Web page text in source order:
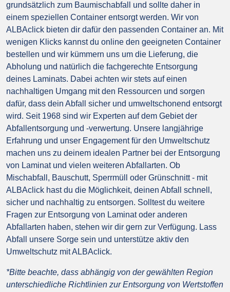
grundsätzlich zum Baumischabfall und sollte daher in
einem speziellen Container entsorgt werden. Wir von
ALBAclick bieten dir dafür den passenden Container an. Mit
wenigen Klicks kannst du online den geeigneten Container
bestellen und wir kümmern uns um die Lieferung, die
Abholung und natürlich die fachgerechte Entsorgung
deines Laminats. Dabei achten wir stets auf einen
nachhaltigen Umgang mit den Ressourcen und sorgen
dafür, dass dein Abfall sicher und umweltschonend entsorgt
wird. Seit 1968 sind wir Experten auf dem Gebiet der
Abfallentsorgung und -verwertung. Unsere langjährige
Erfahrung und unser Engagement für den Umweltschutz
machen uns zu deinem idealen Partner bei der Entsorgung
von Laminat und vielen weiteren Abfallarten. Ob
Mischabfall, Bauschutt, Sperrmüll oder Grünschnitt - mit
ALBAclick hast du die Möglichkeit, deinen Abfall schnell,
sicher und nachhaltig zu entsorgen. Solltest du weitere
Fragen zur Entsorgung von Laminat oder anderen
Abfallarten haben, stehen wir dir gern zur Verfügung. Lass
Abfall unsere Sorge sein und unterstütze aktiv den
Umweltschutz mit ALBAclick.
*Bitte beachte, dass abhängig von der gewählten Region
unterschiedliche Richtlinien zur Entsorgung von Wertstoffen